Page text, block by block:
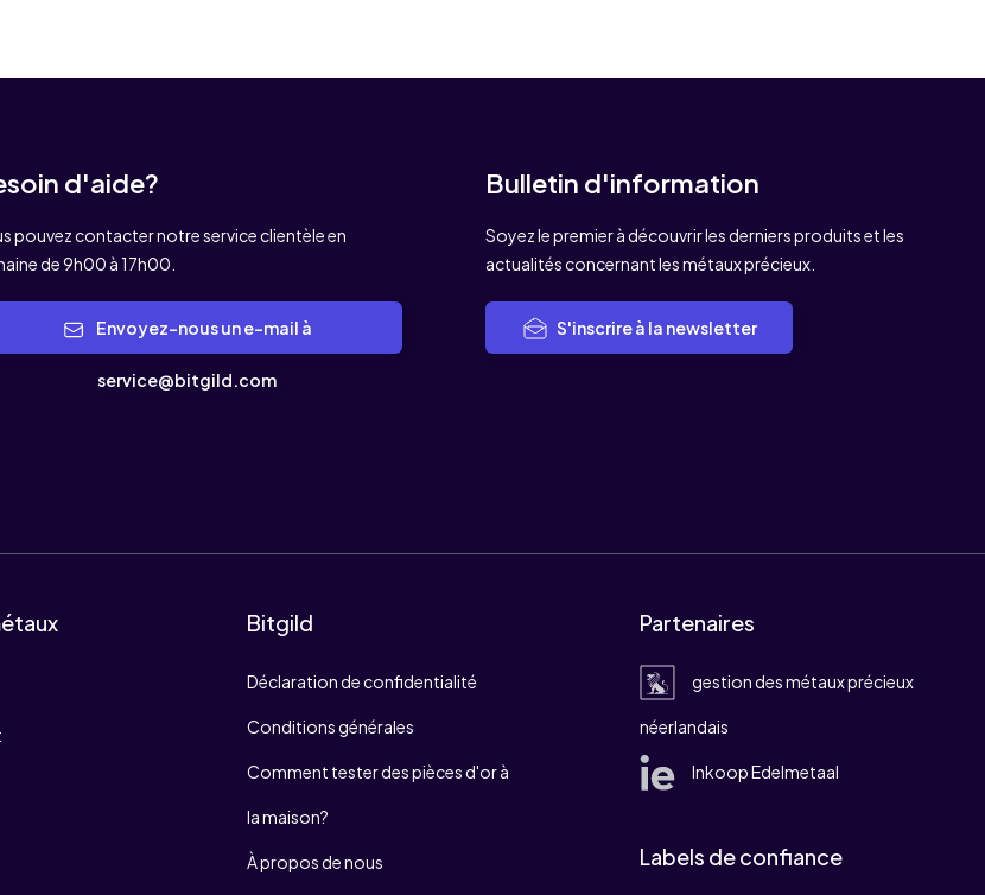
d'aide?
pouvez contacter notre service clientèle en
de 9h00 à 17h00.
service@bitgild.com
Bulletin d'information
Soyez le premier à découvrir les derniers produits et les
actualités concernant les métaux précieux.
S'inscrire à la newsletter
Bitgild
Déclaration de confidentialité
Conditions générales
Comment tester des pièces d'or à
la maison?
À propos de nous
Partenaires
gestion des métaux précieux
néerlandais
Inkoop Edelmetaal
Labels de confiance